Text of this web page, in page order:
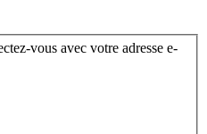
vous avec votre adresse e-